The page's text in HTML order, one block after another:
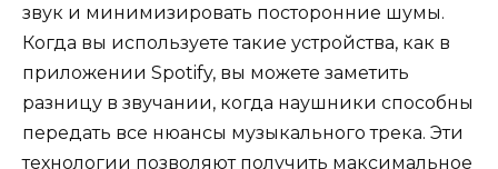
звук и минимизировать посторонние шумы.
Когда вы используете такие устройства, как в
приложении Spotify, вы можете заметить
разницу в звучании, когда наушники способны
передать все нюансы музыкального трека. Эти
технологии позволяют получить максимальное